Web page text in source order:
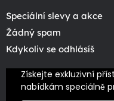
Speciální slevy a akce
Žádný spam
Kdykoliv se odhlásíš
Získejte exkluzivní
nabídkám speciálně